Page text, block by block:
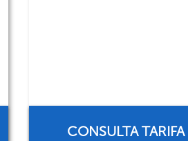
CONSULTA TARIFA